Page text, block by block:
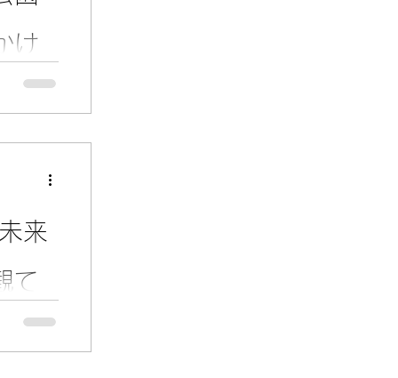
け
う？」
来
て
と